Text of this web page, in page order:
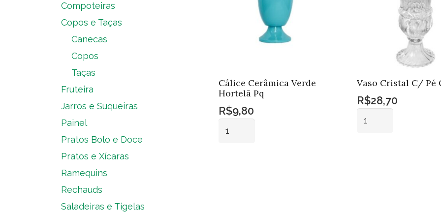
Cálice Cerâmica Verde
Hortelã Pq
R$9,80
Vaso Cristal C/ Pé
R$28,70
Compoteiras
Copos e Taças
Canecas
Copos
Taças
Fruteira
Jarros e Suqueiras
Painel
Pratos Bolo e Doce
Pratos e Xícaras
Ramequins
Rechauds
Saladeiras e Tigelas